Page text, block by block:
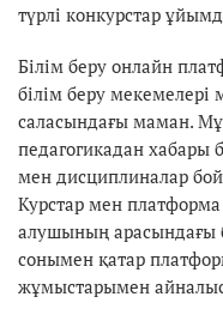
түрлі конкурстар
Білім беру онлайн
білім беру мекемелері
саласындағы маман.
педагогикадан хабары
мен дисциплиналар
Курстар мен
алушының арасындағы
сонымен қатар
жұмыстарымен